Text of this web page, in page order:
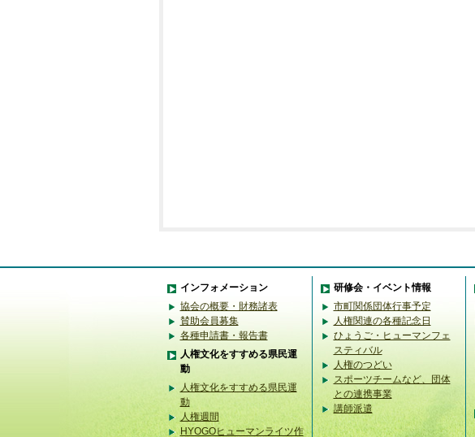
インフォメーション
協会の概要・財務諸表
賛助会員募集
各種申請書・報告書
人権文化をすすめる県民運
動
人権文化をすすめる県民運
動
人権週間
HYOGOヒューマンライツ作
研修会・イベント情報
市町関係団体行事予定
人権関連の各種記念日
ひょうご・ヒューマンフェ
スティバル
人権のつどい
スポーツチームなど、団体
との連携事業
講師派遣